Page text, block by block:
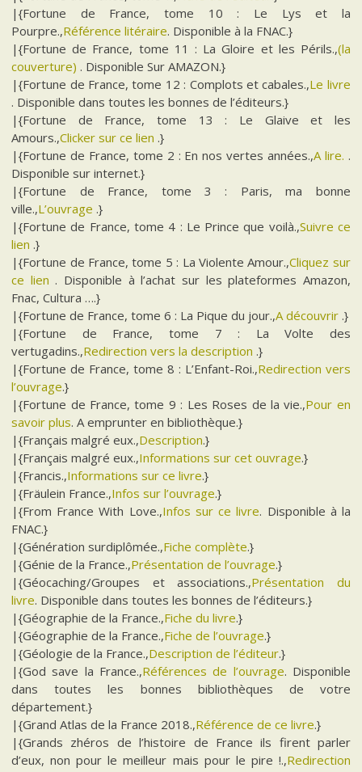
|{Fortune de France, tome 10 : Le Lys et la
Pourpre.,Référence litéraire. Disponible à la FNAC.}
|{Fortune de France, tome 11 : La Gloire et les Périls.,(la
couverture) . Disponible Sur AMAZON.}
|{Fortune de France, tome 12 : Complots et cabales.,Le livre
. Disponible dans toutes les bonnes de l’éditeurs.}
|{Fortune de France, tome 13 : Le Glaive et les
Amours.,Clicker sur ce lien .}
|{Fortune de France, tome 2 : En nos vertes années.,A lire. .
Disponible sur internet.}
|{Fortune de France, tome 3 : Paris, ma bonne
ville.,L’ouvrage .}
|{Fortune de France, tome 4 : Le Prince que voilà.,Suivre ce
lien .}
|{Fortune de France, tome 5 : La Violente Amour.,Cliquez sur
ce lien . Disponible à l’achat sur les plateformes Amazon,
Fnac, Cultura ….}
|{Fortune de France, tome 6 : La Pique du jour.,A découvrir .}
|{Fortune de France, tome 7 : La Volte des
vertugadins.,Redirection vers la description .}
|{Fortune de France, tome 8 : L’Enfant-Roi.,Redirection vers
l’ouvrage.}
|{Fortune de France, tome 9 : Les Roses de la vie.,Pour en
savoir plus. A emprunter en bibliothèque.}
|{Français malgré eux.,Description.}
|{Français malgré eux.,Informations sur cet ouvrage.}
|{Francis.,Informations sur ce livre.}
|{Fräulein France.,Infos sur l’ouvrage.}
|{From France With Love.,Infos sur ce livre. Disponible à la
FNAC.}
|{Génération surdiplômée.,Fiche complète.}
|{Génie de la France.,Présentation de l’ouvrage.}
|{Géocaching/Groupes et associations.,Présentation du
livre. Disponible dans toutes les bonnes de l’éditeurs.}
|{Géographie de la France.,Fiche du livre.}
|{Géographie de la France.,Fiche de l’ouvrage.}
|{Géologie de la France.,Description de l’éditeur.}
|{God save la France.,Références de l’ouvrage. Disponible
dans toutes les bonnes bibliothèques de votre
département.}
|{Grand Atlas de la France 2018.,Référence de ce livre.}
|{Grands zhéros de l’histoire de France ils firent parler
d’eux, non pour le meilleur mais pour le pire !.,Redirection